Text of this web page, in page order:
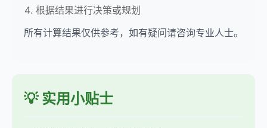
根据结果进行决策或规划
所有计算结果仅供参考，如有疑问请咨询专业人士。
💡 实用小贴士